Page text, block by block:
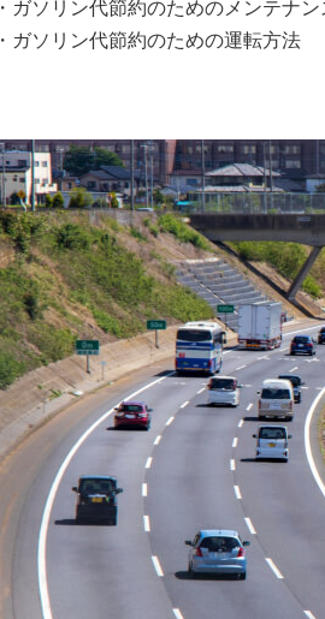
・ガソリン代節約のためのメンテナ
・ガソリン代節約のための運転方法